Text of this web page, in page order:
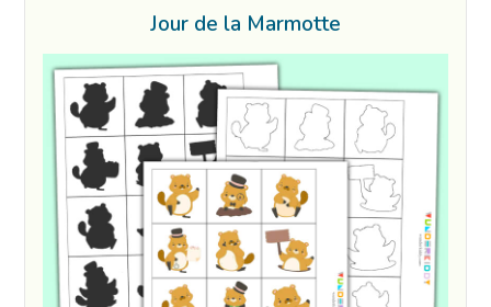
Jour de la Marmotte